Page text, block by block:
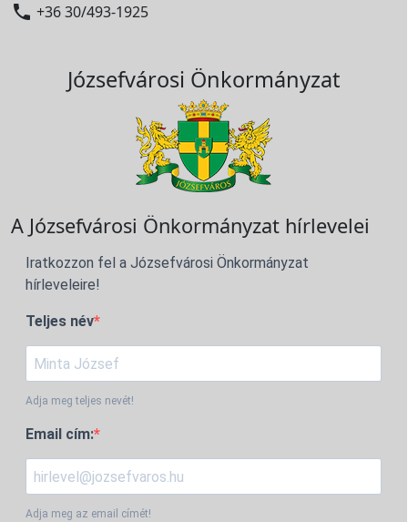
 +36 30/493-1925
Józsefvárosi Önkormányzat
A Józsefvárosi Önkormányzat hírlevelei
Iratkozzon fel a Józsefvárosi Önkormányzat
hírleveleire!
Teljes név
Adja meg teljes nevét!
Email cím:
Adja meg az email címét!